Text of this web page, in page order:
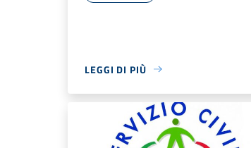
LEGGI DI PIÙ